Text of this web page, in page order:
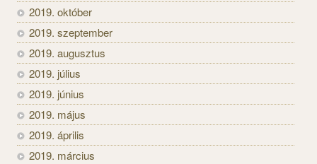
2019. október
2019. szeptember
2019. augusztus
2019. július
2019. június
2019. május
2019. április
2019. március